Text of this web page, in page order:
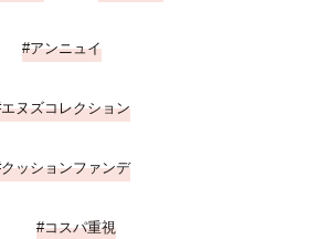
アンニュイ
エヌズコレクション
クッションファンデ
コスパ重視